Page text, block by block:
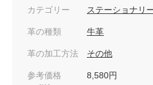
カテゴリー ステーショナリ
革の種類 牛革
革の加工方法 その他
参考価格
8,580円